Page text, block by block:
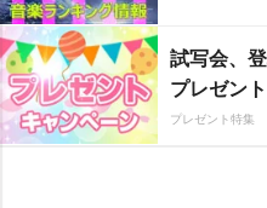
試写会、
プレゼント
プレゼント特集